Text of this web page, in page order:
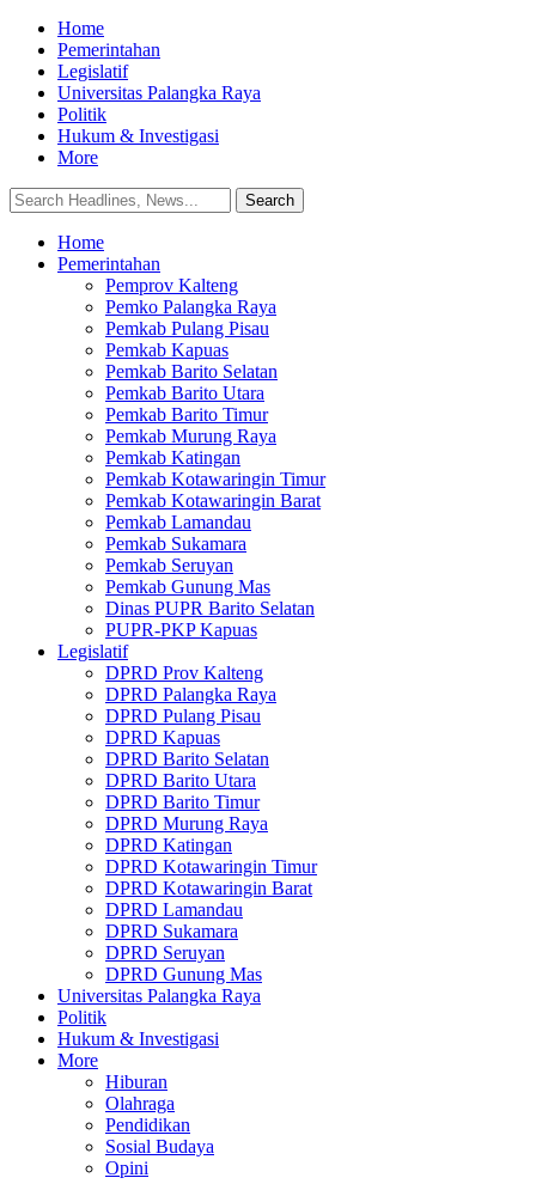
Home
Pemerintahan
Legislatif
Universitas Palangka Raya
Politik
Hukum & Investigasi
More
Home
Pemerintahan
Pemprov Kalteng
Pemko Palangka Raya
Pemkab Pulang Pisau
Pemkab Kapuas
Pemkab Barito Selatan
Pemkab Barito Utara
Pemkab Barito Timur
Pemkab Murung Raya
Pemkab Katingan
Pemkab Kotawaringin Timur
Pemkab Kotawaringin Barat
Pemkab Lamandau
Pemkab Sukamara
Pemkab Seruyan
Pemkab Gunung Mas
Dinas PUPR Barito Selatan
PUPR-PKP Kapuas
Legislatif
DPRD Prov Kalteng
DPRD Palangka Raya
DPRD Pulang Pisau
DPRD Kapuas
DPRD Barito Selatan
DPRD Barito Utara
DPRD Barito Timur
DPRD Murung Raya
DPRD Katingan
DPRD Kotawaringin Timur
DPRD Kotawaringin Barat
DPRD Lamandau
DPRD Sukamara
DPRD Seruyan
DPRD Gunung Mas
Universitas Palangka Raya
Politik
Hukum & Investigasi
More
Hiburan
Olahraga
Pendidikan
Sosial Budaya
Opini